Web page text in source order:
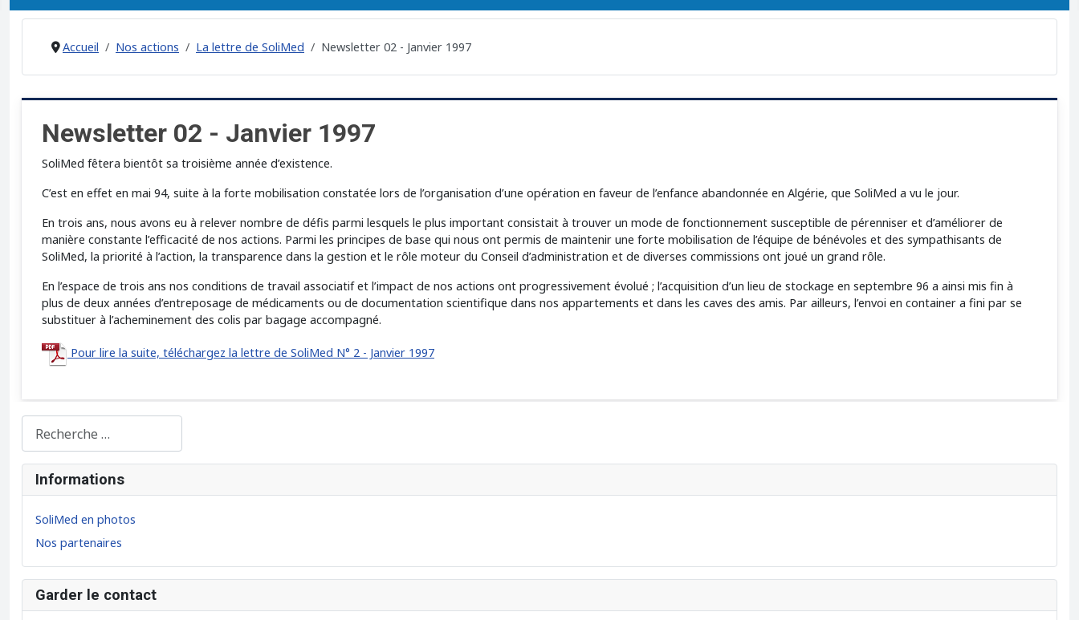
Accueil Nos actions La lettre de SoliMed Newsletter 02 - Janvier 1997
Newsletter 02 - Janvier 1997
SoliMed fêtera bientôt sa troisième année d’existence.
C’est en effet en mai 94, suite à la forte mobilisation constatée lors de l’organisation d’une opération en faveur de l’enfance abandonnée en Algérie, que SoliMed a vu le jour.
En trois ans, nous avons eu à relever nombre de défis parmi lesquels le plus important consistait à trouver un mode de fonctionnement susceptible de pérenniser et d’améliorer de
manière constante l’efficacité de nos actions. Parmi les principes de base qui nous ont permis de maintenir une forte mobilisation de l’équipe de bénévoles et des sympathisants de
SoliMed, la priorité à l’action, la transparence dans la gestion et le rôle moteur du Conseil d’administration et de diverses commissions ont joué un grand rôle.
En l’espace de trois ans nos conditions de travail associatif et l’impact de nos actions ont progressivement évolué ; l’acquisition d’un lieu de stockage en septembre 96 a ainsi mis fin à
plus de deux années d’entreposage de médicaments ou de documentation scientifique dans nos appartements et dans les caves des amis. Par ailleurs, l’envoi en container a fini par se
substituer à l’acheminement des colis par bagage accompagné.
Pour lire la suite, téléchargez la lettre de SoliMed N° 2 - Janvier 1997
Informations
SoliMed en photos
Nos partenaires
Garder le contact